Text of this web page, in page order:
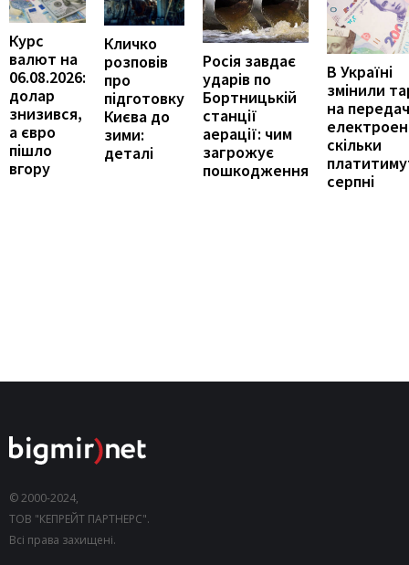
Курс
валют на
06.08.2026:
долар
знизився,
а євро
пішло
вгору
Кличко
розповів
про
підготовку
Києва до
зими:
деталі
Росія завдає
ударів по
Бортницькій
станції
аерації: чим
загрожує
пошкодження
В Україні
змінили
на
скільки
серпні
© 2000-2024,
ТОВ "КЕПРЕЙТ ПАРТНЕРС".
Всі права захищені.